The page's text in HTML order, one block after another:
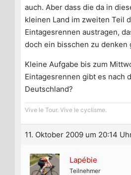
auch. Aber dass die da in
kleinen Land im zweiten Teil
Eintagesrennen austragen,
doch ein bisschen zu denken
Kleine Aufgabe bis zum
Eintagesrennen gibt es nach
Deutschland?
Vive le Tour. Vive le cyclisme.
11. Oktober 2009 um 20:14
Lapébie
Teilnehmer